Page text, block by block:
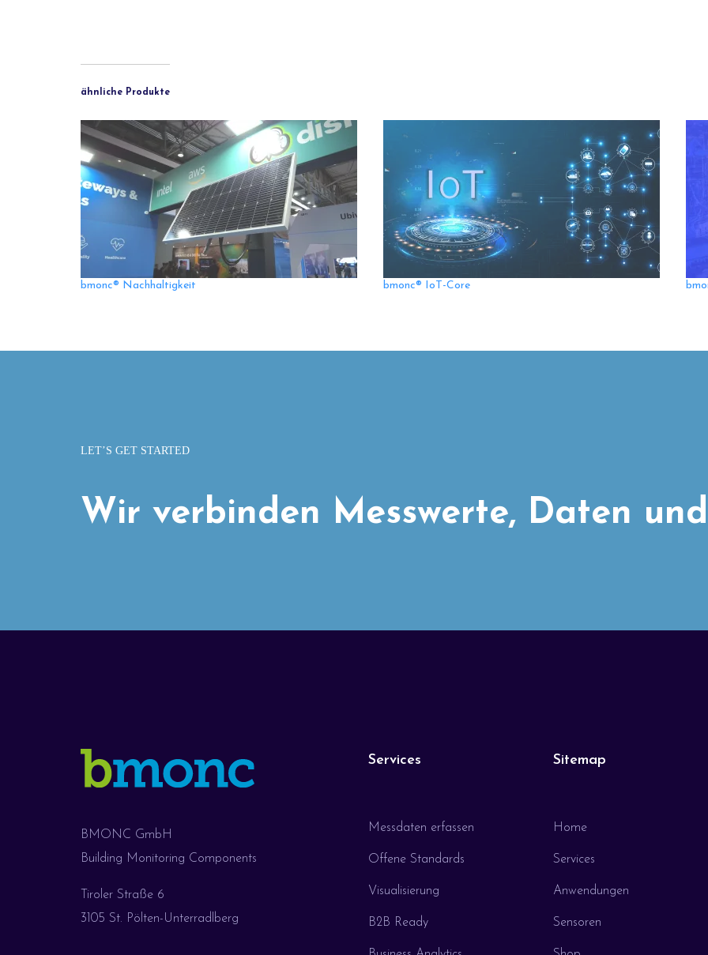
ähnliche Produkte
bmonc® Nachhaltigkeit bmonc® IoT-Core
LET’S GET STARTED
Wir verbinden Messwerte, Daten
BMONC GmbH
Building Monitoring Components
Tiroler Straße 6
3105 St. Pölten-Unterradlberg
Services
Messdaten erfassen
Offene Standards
Visualisierung
B2B Ready
Sitemap
Home
Services
Anwendungen
Sensoren